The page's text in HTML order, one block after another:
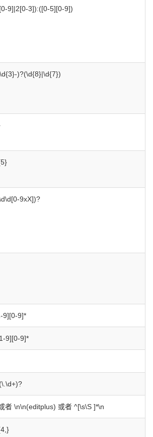
9]|2[0-3]):([0-5][0-9])
)?(\d{8}|\d{7})
9xX])?
9][0-9]*
9][0-9]*
者 \n\n(editplus) 或者 ^[\s\S ]*\n